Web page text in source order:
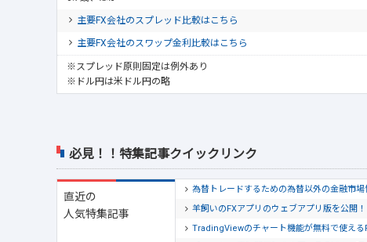
主要FX会社のスプレッド比較はこちら
主要FX会社のスワップ金利比較はこちら
※スプレッド原則固定は例外あり
※ドル円は米ドル円の略
必見！！特集記事クイックリンク
直近の
人気特集記事
為替トレードするための為替以外の金融市
羊飼いのFXアプリのウェブアプリ版を公開
TradingViewのチャート機能が無料で使える